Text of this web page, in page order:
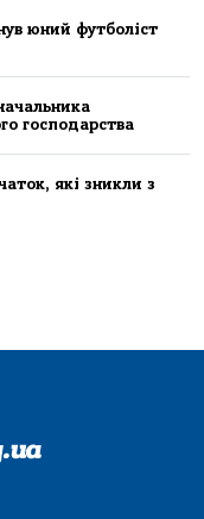
юний футболіст
господарства
які зникли з